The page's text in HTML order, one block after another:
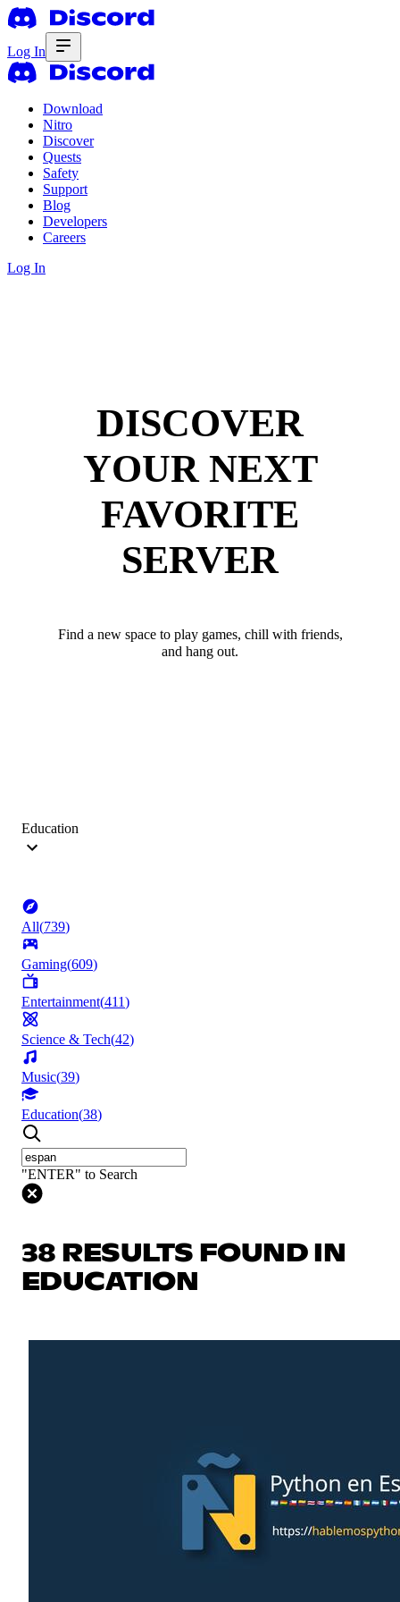
Log In
Download
Nitro
Discover
Quests
Safety
Support
Blog
Developers
Careers
Log In
DISCOVER
YOUR NEXT
FAVORITE
SERVER
Find a new space to play games, chill with friends,
and hang out.
Education
All(739)
Gaming(609)
Entertainment(411)
Science & Tech(42)
Music(39)
Education(38)
"ENTER" to Search
38 RESULTS FOUND IN
EDUCATION